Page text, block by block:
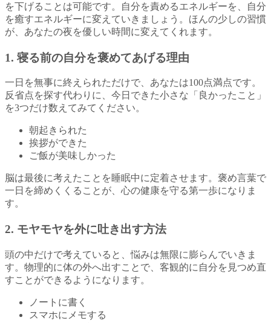
を下げることは可能です。自分を責めるエネルギーを、自分
を癒すエネルギーに変えていきましょう。ほんの少しの習慣
が、あなたの夜を優しい時間に変えてくれます。
1. 寝る前の自分を褒めてあげる理由
一日を無事に終えられただけで、あなたは100点満点です。
反省点を探す代わりに、今日できた小さな「良かったこと」
を3つだけ数えてみてください。
朝起きられた
挨拶ができた
ご飯が美味しかった
脳は最後に考えたことを睡眠中に定着させます。褒め言葉で
一日を締めくくることが、心の健康を守る第一歩になりま
す。
2. モヤモヤを外に吐き出す方法
頭の中だけで考えていると、悩みは無限に膨らんでいきま
す。物理的に体の外へ出すことで、客観的に自分を見つめ直
すことができるようになります。
ノートに書く
スマホにメモする